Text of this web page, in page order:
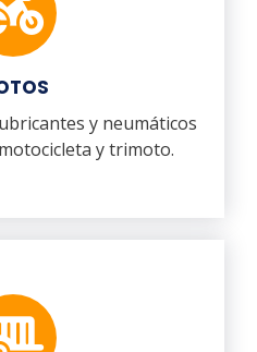
y neumáticos
y trimoto.